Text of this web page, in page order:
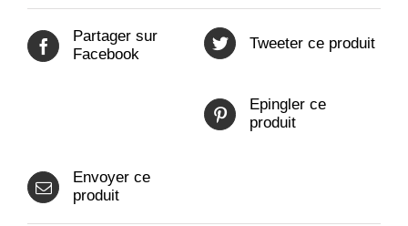
Partager sur
Facebook
Tweeter ce produit
Epingler ce
produit
Envoyer ce
produit